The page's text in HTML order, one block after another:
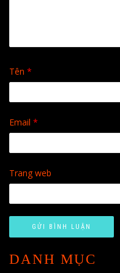
Tên *
Email *
Trang web
DANH MỤC